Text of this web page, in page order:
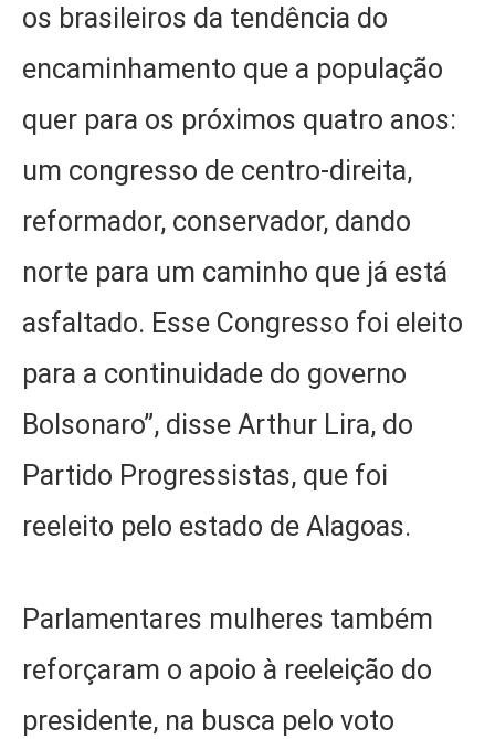
os brasileiros da tendência do
encaminhamento que a população
quer para os próximos quatro anos:
um congresso de centro-direita,
reformador, conservador, dando
norte para um caminho que já está
asfaltado. Esse Congresso foi eleito
para a continuidade do governo
Bolsonaro”, disse Arthur Lira, do
Partido Progressistas, que foi
reeleito pelo estado de Alagoas.
Parlamentares mulheres também
reforçaram o apoio à reeleição do
presidente, na busca pelo voto